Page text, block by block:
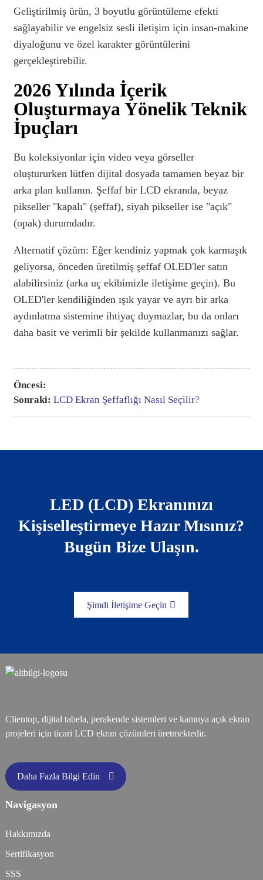
Geliştirilmiş ürün, 3 boyutlu görüntüleme efekti
sağlayabilir ve engelsiz sesli iletişim için insan-makine
diyaloğunu ve özel karakter görüntülerini
gerçekleştirebilir.
2026 Yılında İçerik
Oluşturmaya Yönelik Teknik
İpuçları
Bu koleksiyonlar için video veya görseller
oluştururken lütfen dijital dosyada tamamen beyaz bir
arka plan kullanın. Şeffaf bir LCD ekranda, beyaz
pikseller "kapalı" (şeffaf), siyah pikseller ise "açık"
(opak) durumdadır.
Alternatif çözüm: Eğer kendiniz yapmak çok karmaşık
geliyorsa, önceden üretilmiş şeffaf OLED'ler satın
alabilirsiniz (arka uç ekibimizle iletişime geçin). Bu
OLED'ler kendiliğinden ışık yayar ve ayrı bir arka
aydınlatma sistemine ihtiyaç duymazlar, bu da onları
daha basit ve verimli bir şekilde kullanmanızı sağlar.
Öncesi:
Sonraki: LCD Ekran Şeffaflığı Nasıl Seçilir?
LED (LCD) Ekranınızı
Kişiselleştirmeye Hazır Mısınız?
Bugün Bize Ulaşın.
Şimdi İletişime Geçin
Clientop, dijital tabela, perakende sistemleri ve kamuya açık ekran
projeleri için ticari LCD ekran çözümleri üretmektedir.
Daha Fazla Bilgi Edin
Navigasyon
Hakkımızda
Sertifikasyon
SSS